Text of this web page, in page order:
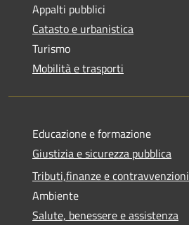
Appalti pubblici
Catasto e urbanistica
Turismo
Mobilità e trasporti
Educazione e formazione
Giustizia e sicurezza pubblica
Tributi,finanze e contravvenzioni
Ambiente
Salute, benessere e assistenza